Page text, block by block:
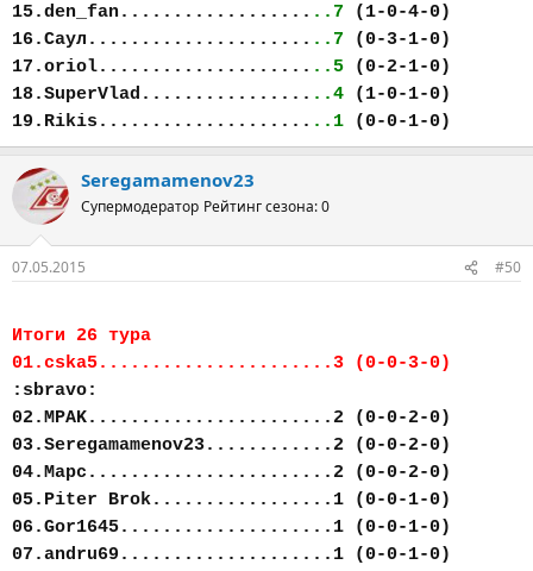
15.den_fan.................. ..7 (1-0-4-0)
16.Саул..................... ..7 (0-3-1-0)
17.oriol.................... ..5 (0-2-1-0)
18.SuperVlad................ ..4 (1-0-1-0)
19.Rikis.................... ..1 (0-0-1-0)
Seregamamenov23
Супермодератор Рейтинг сезона: 0
07.05.2015 #50
Итоги 26 тура
01.cska5......................3 (0-0-3-0)
:sbravo:
02.MPAK.......................2 (0-0-2-0)
03.Seregamamenov23............2 (0-0-2-0)
04.Марс.......................2 (0-0-2-0)
05.Piter Brok.................1 (0-0-1-0)
06.Gor1645....................1 (0-0-1-0)
07.andru69....................1 (0-0-1-0)